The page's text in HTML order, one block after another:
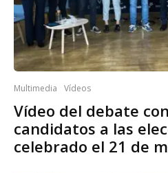
Multimedia Vídeos
Vídeo del debate
candidatos a las
celebrado el 21 de